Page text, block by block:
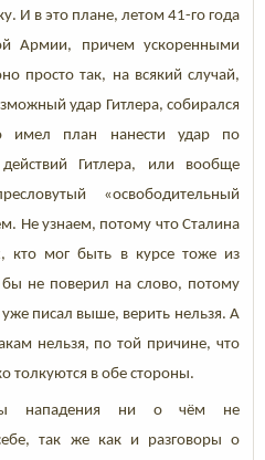
И в это плане, летом 41-го года
Армии, причем ускоренными
просто так, на всякий случай,
удар Гитлера, собирался
имел план нанести удар по
Гитлера, или вообще
«освободительный
Не узнаем, потому что Сталина
кто мог быть в курсе тоже из
не поверил на слово, потому
писал выше, верить нельзя. А
нельзя, по той причине, что
толкуются в обе стороны.
нападения ни о чём не
так же как и разговоры о